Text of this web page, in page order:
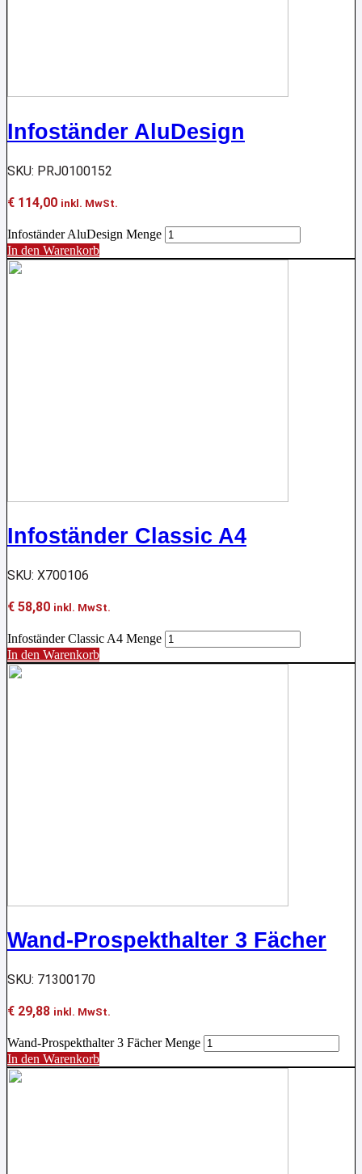
Infoständer AluDesign
SKU: PRJ0100152
€ 114,00 inkl. MwSt.
Infoständer AluDesign Menge
In den Warenkorb
Infoständer Classic A4
SKU: X700106
€ 58,80 inkl. MwSt.
Infoständer Classic A4 Menge
In den Warenkorb
Wand-Prospekthalter 3 Fächer
SKU: 71300170
€ 29,88 inkl. MwSt.
Wand-Prospekthalter 3 Fächer Menge
In den Warenkorb